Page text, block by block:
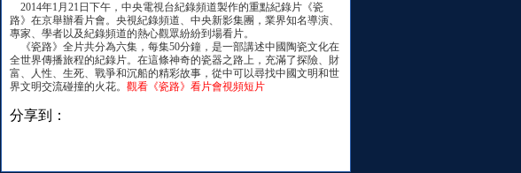
2014年1月21日下午，中央電視台紀錄頻道製作的重點紀錄片《瓷
路》在京舉辦看片會。央視紀錄頻道、中央新影集團，業界知名導演、
專家、學者以及紀錄頻道的熱心觀眾紛紛到場看片。
《瓷路》全片共分為六集，每集50分鐘，是一部講述中國陶瓷文化在
全世界傳播旅程的紀錄片。在這條神奇的瓷器之路上，充滿了探險、財
富、人性、生死、戰爭和沉船的精彩故事，從中可以尋找中國文明和世
界文明交流碰撞的火花。 觀看《瓷路》看片會視頻短片
分享到：